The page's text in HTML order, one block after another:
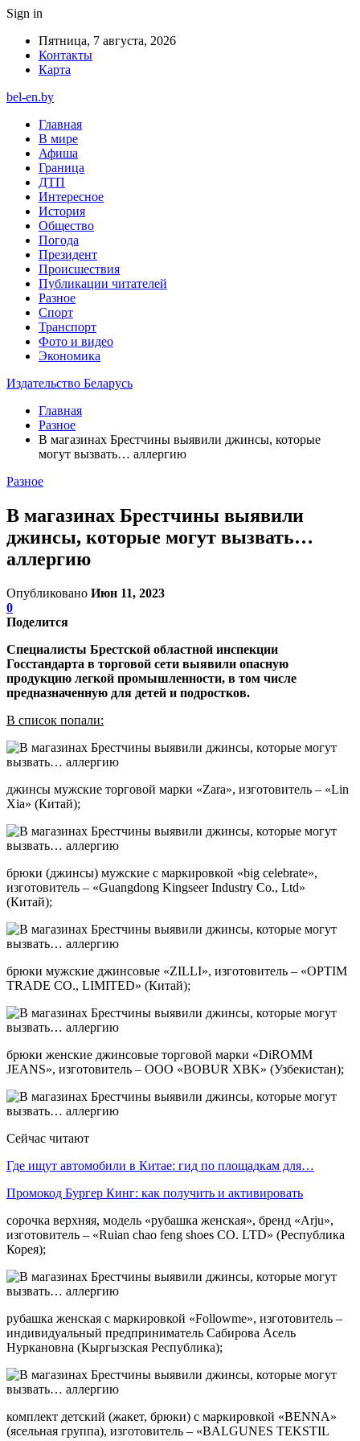
Sign in
Пятница, 7 августа, 2026
Контакты
Карта
bel-en.by
Главная
В мире
Афиша
Граница
ДТП
Интересное
История
Общество
Погода
Президент
Происшествия
Публикации читателей
Разное
Спорт
Транспорт
Фото и видео
Экономика
Издательство Беларусь
Главная
Разное
В магазинах Брестчины выявили джинсы, которые
могут вызвать… аллергию
Разное
В магазинах Брестчины выявили
джинсы, которые могут вызвать…
аллергию
Опубликовано Июн 11, 2023
0
Поделится
Специалисты Брестской областной инспекции
Госстандарта в торговой сети выявили опасную
продукцию легкой промышленности, в том числе
предназначенную для детей и подростков.
В список попали:
джинсы мужские торговой марки «Zara», изготовитель – «Lin
Xia» (Китай);
брюки (джинсы) мужские с маркировкой «big celebrate»,
изготовитель – «Guangdong Kingseer Industry Co., Ltd»
(Китай);
брюки мужские джинсовые «ZILLI», изготовитель – «OPTIM
TRADE CO., LIMITED» (Китай);
брюки женские джинсовые торговой марки «DiROMM
JEANS», изготовитель – ООО «BOBUR XBK» (Узбекистан);
Сейчас читают
Где ищут автомобили в Китае: гид по площадкам для…
Промокод Бургер Кинг: как получить и активировать
сорочка верхняя, модель «рубашка женская», бренд «Arju»,
изготовитель – «Ruian chao feng shoes CO. LTD» (Республика
Корея);
рубашка женская с маркировкой «Followme», изготовитель –
индивидуальный предприниматель Сабирова Асель
Нуркановна (Кыргызская Республика);
комплект детский (жакет, брюки) с маркировкой «BENNA»
(ясельная группа), изготовитель – «BALGUNES TEKSTIL